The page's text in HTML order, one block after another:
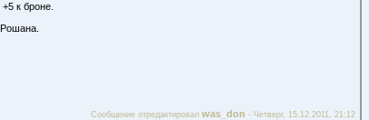
к броне.
Сообщение отредактировал was_don - Четверг, 15.12.2011, 21:12